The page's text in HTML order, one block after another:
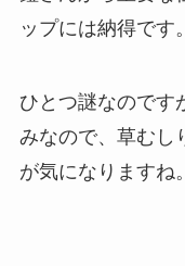
ップには納得です。
ひとつ謎なのです
みなので、草むし
が気になりますね。